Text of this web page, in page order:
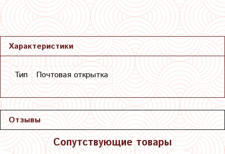
Характеристики
Тип Почтовая открытка
Отзывы
Сопутствующие товары